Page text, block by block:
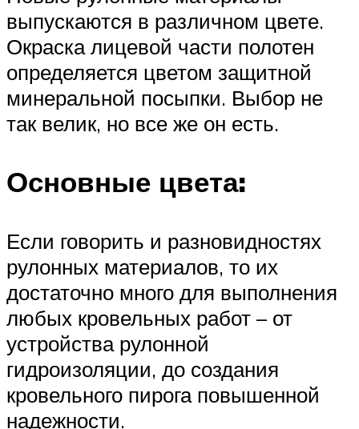
выпускаются в различном цвете.
Окраска лицевой части полотен
определяется цветом защитной
минеральной посыпки. Выбор не
так велик, но все же он есть.
Основные цвета:
Если говорить и разновидностях
рулонных материалов, то их
достаточно много для выполнения
любых кровельных работ – от
устройства рулонной
гидроизоляции, до создания
кровельного пирога повышенной
надежности.